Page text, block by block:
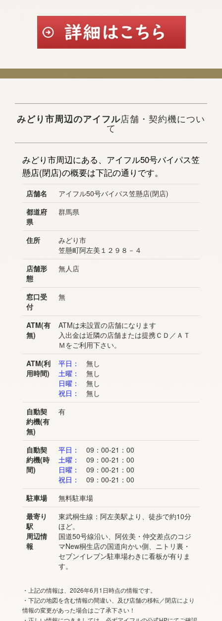
みどり市周辺のアイフル店舗・契約機につい
て
みどり市周辺にある、アイフル50号バイパス笠
懸店(閉店)の概要は下記の通りです。
店舗名
アイフル50号バイパス笠懸店(閉店)
都道府
県
群馬県
住所
みどり市
笠懸町阿左美１２９８－４
店舗形
態
無人店
窓口受
付
無
ATM(有
無)
ATMは未設置の店舗になります
入出金は近隣の店舗または提携ＣＤ／ＡＴ
Ｍをご利用下さい。
ATM(利
用時間)
平日：
無し
土曜：
無し
日曜：
無し
祝日：
無し
自動契
約機(有
無)
有
自動契
約機(時
間)
平日：
09：00-21：00
土曜：
09：00-21：00
日曜：
09：00-21：00
祝日：
09：00-21：00
駐車場
無料駐車場
最寄り
駅
周辺情
報
東武桐生線：阿左美駅より、徒歩で約10分
ほど。
国道50号線沿い、阿佐美・仲交差点のコジ
マNew桐生店の国道向かい側、ニトリ裏・
セブンイレブン駐車場わきに看板が有りま
す。
・上記の情報は、2026年6月1日時点の情報です。
・下記の地図を含む情報の間違い、及び店舗の移転／閉店により
情報の変更があった場合はご了承下さい！